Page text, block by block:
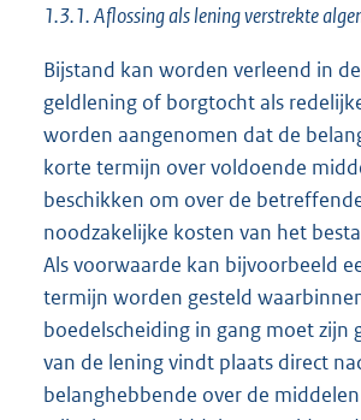
1.3.1. Aflossing als lening verstrekte
Bijstand kan worden verleend in
geldlening of borgtocht als
worden aangenomen dat de
korte termijn over voldoende
beschikken om over de
noodzakelijke kosten van het
Als voorwaarde kan bijvoorbeeld
termijn worden gesteld
boedelscheiding in gang moet zijn
van de lening vindt plaats direct
belanghebbende over de